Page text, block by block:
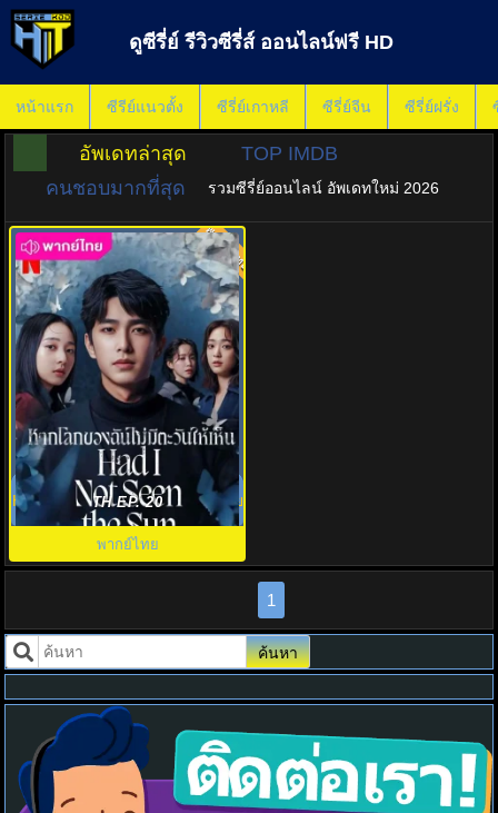
ดูซีรี่ย์ รีวิวซีรี่ส์ ออนไลน์ฟรี HD
หน้าแรก ซีรีย์แนวตั้ง ซีรี่ย์เกาหลี ซีรี่ย์จีน ซีรี่ย์ฝรั่ง
อัพเดทล่าสุด
TOP IMDB
คนชอบมากที่สุด
รวมซีรี่ย์ออนไลน์ อัพเดทใหม่ 2026
หากโลกของฉันไม่มีตะวันให้เห็น
Had I Not Seen The Sun พากไทย
8.0 พากย์ไทย
TH EP. 20
พากย์ไทย
1
ค้นหา